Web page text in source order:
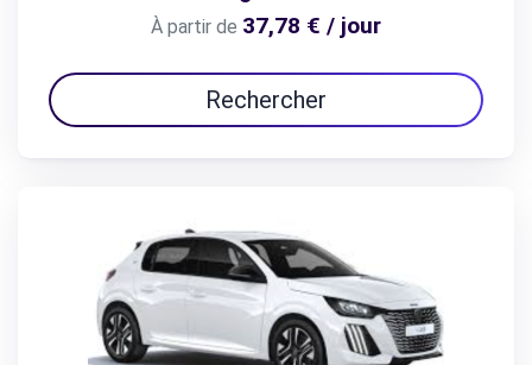
À partir de 37,78 € / jour
Rechercher